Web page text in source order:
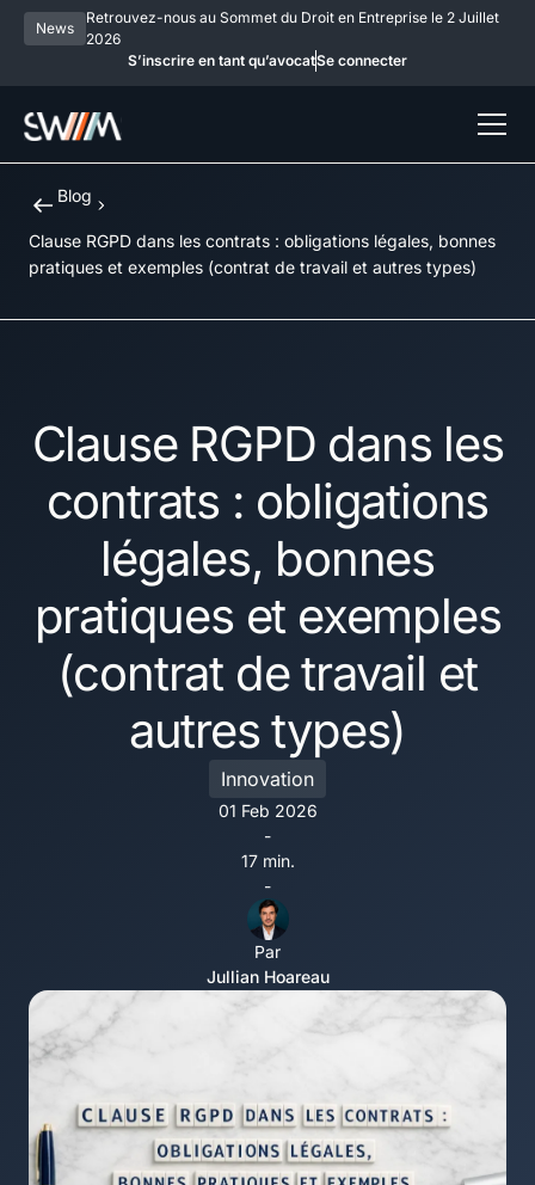
News
Retrouvez-nous au Sommet du Droit en Entreprise le 2 Juillet
2026
S’inscrire en tant qu’avocatSe connecter
Blog
Clause RGPD dans les contrats : obligations légales, bonnes
pratiques et exemples (contrat de travail et autres types)
Clause RGPD dans les
contrats : obligations
légales, bonnes
pratiques et exemples
(contrat de travail et
autres types)
Innovation
01 Feb 2026
-
17 min.
-
Par
Jullian Hoareau